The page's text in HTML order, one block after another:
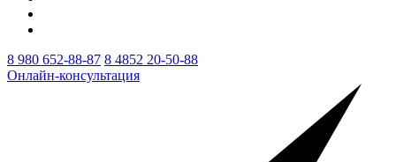
8 980 652-88-87 8 4852 20-50-88
Онлайн-консультация